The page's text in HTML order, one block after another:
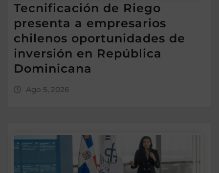
Tecnificación de Riego
presenta a empresarios
chilenos oportunidades de
inversión en República
Dominicana
Ago 5, 2026